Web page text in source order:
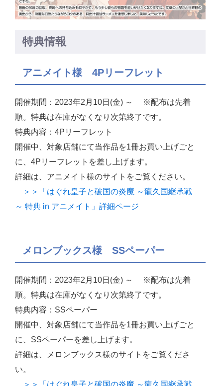
特典情報
アニメイト様 4Pリーフレット
開催期間：2023年2月10日(金) ～ ※配布は先着
順。特典は在庫がなくなり次第終了です。
特典内容：4Pリーフレット
開催中、対象店舗にて当作品を1冊お買い上げごと
に、4Pリーフレットを差し上げます。
詳細は、アニメイト様のサイトをご覧ください。
＞＞「はぐれ皇子と破国の炎魔 ～龍久国継承戦
～ 特典 in アニメイト」詳細ページ
メロンブックス様 SSペーパー
開催期間：2023年2月10日(金) ～ ※配布は先着
順。特典は在庫がなくなり次第終了です。
特典内容：SSペーパー
開催中、対象店舗にて当作品を1冊お買い上げごと
に、SSペーパーを差し上げます。
詳細は、メロンブックス様のサイトをご覧くださ
い。